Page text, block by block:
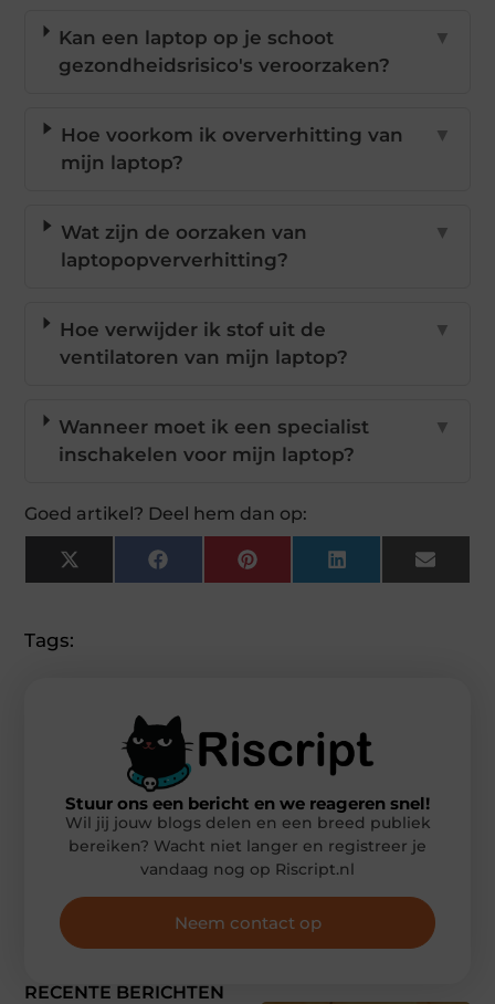
Kan een laptop op je schoot
gezondheidsrisico's veroorzaken?
▼
Hoe voorkom ik oververhitting van
mijn laptop?
▼
Wat zijn de oorzaken van
laptopopververhitting?
▼
Hoe verwijder ik stof uit de
ventilatoren van mijn laptop?
▼
Wanneer moet ik een specialist
inschakelen voor mijn laptop?
▼
Goed artikel? Deel hem dan op:
X
(Twitter)
FacebookPinterestLinkedInEmail
Tags:
RECENTE BERICHTEN
Stuur ons een bericht en we reageren snel!
Wil jij jouw blogs delen en een breed publiek
bereiken? Wacht niet langer en registreer je
vandaag nog op Riscript.nl
Neem contact op